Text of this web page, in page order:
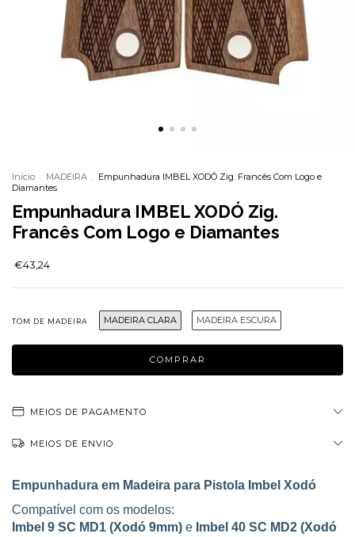
Início . MADEIRA . Empunhadura IMBEL XODÓ Zig. Francês Com Logo e
Diamantes
Empunhadura IMBEL XODÓ Zig.
Francês Com Logo e Diamantes
€43,24
TOM DE MADEIRA MADEIRA CLARA MADEIRA ESCURA
MEIOS DE PAGAMENTO
MEIOS DE ENVIO
Empunhadura em Madeira para Pistola Imbel Xodó
Compatível com os modelos:
Imbel 9 SC MD1 (Xodó 9mm) e Imbel 40 SC MD2 (Xodó